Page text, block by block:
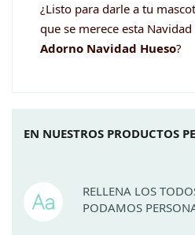
¿Listo para darle a tu
que se merece esta
Adorno Navidad Hueso?
EN NUESTROS PRODUCTOS
RELLENA LOS
PODAMOS